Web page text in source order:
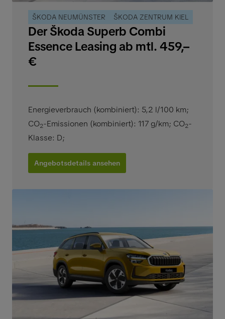
ŠKODA NEUMÜNSTER ŠKODA ZENTRUM KIEL
Der Škoda Superb Combi
Essence Leasing ab mtl. 459,–
€
Energieverbrauch (kombiniert): 5,2 l/100 km;
CO2-Emissionen (kombiniert): 117 g/km; CO2-
Klasse: D;
Angebotsdetails ansehen